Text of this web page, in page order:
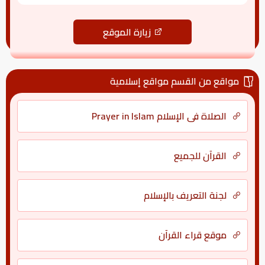
زيارة الموقع
مواقع من القسم مواقع إسلامية
الصلاة في الإسلام Prayer in Islam
القرآن للجميع
لجنة التعريف بالإسلام
موقع قراء القرآن